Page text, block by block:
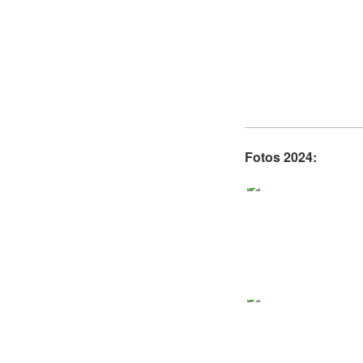
Fotos 2024: